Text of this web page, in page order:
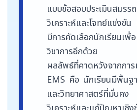
แบบข้อสอบประเมินสมรรถ
วิเคราะห์และโจทย์แข่งขั
มีการคัดเลือกนักเรียนเพื่
วิชาการอีกด้วย
ผลลัพธ์ที่คาดหวังจากกา
EMS คือ นักเรียนมีพื้น
และวิทยาศาสตร์ที่มั่น